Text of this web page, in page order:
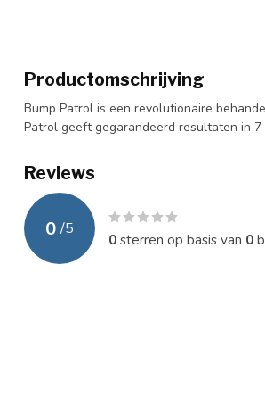
Productomschrijving
Bump Patrol is een revolutionaire
Patrol geeft gegarandeerd resultaten in 7
Reviews
0 /5
0sterren op basis van 0